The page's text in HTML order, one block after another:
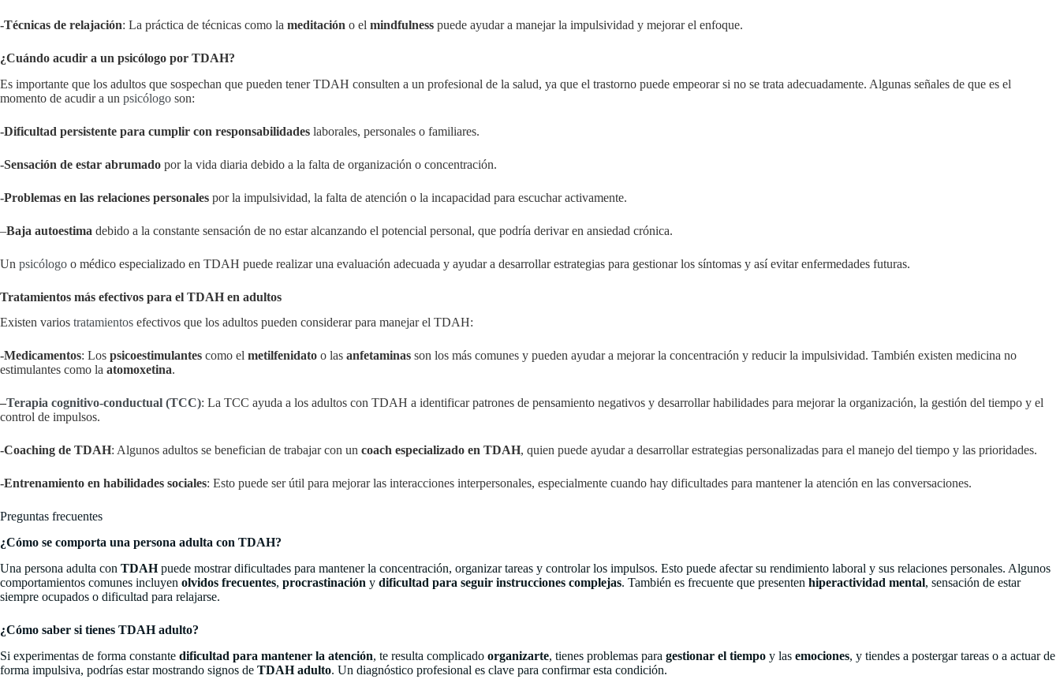
-Técnicas de relajación: La práctica de técnicas como la meditación o el mindfulness puede ayudar a manejar la impulsividad y mejorar el enfoque.
¿Cuándo acudir a un psicólogo por TDAH?
Es importante que los adultos que sospechan que pueden tener TDAH consulten a un profesional de la salud, ya que el trastorno puede empeorar si no se trata adecuadamente. Algunas señales de que es el
momento de acudir a un psicólogo son:
-Dificultad persistente para cumplir con responsabilidades laborales, personales o familiares.
-Sensación de estar abrumado por la vida diaria debido a la falta de organización o concentración.
-Problemas en las relaciones personales por la impulsividad, la falta de atención o la incapacidad para escuchar activamente.
–Baja autoestima debido a la constante sensación de no estar alcanzando el potencial personal, que podría derivar en ansiedad crónica.
Un psicólogo o médico especializado en TDAH puede realizar una evaluación adecuada y ayudar a desarrollar estrategias para gestionar los síntomas y así evitar enfermedades futuras.
Tratamientos más efectivos para el TDAH en adultos
Existen varios tratamientos efectivos que los adultos pueden considerar para manejar el TDAH:
-Medicamentos: Los psicoestimulantes como el metilfenidato o las anfetaminas son los más comunes y pueden ayudar a mejorar la concentración y reducir la impulsividad. También existen medicina no
estimulantes como la atomoxetina.
–Terapia cognitivo-conductual (TCC): La TCC ayuda a los adultos con TDAH a identificar patrones de pensamiento negativos y desarrollar habilidades para mejorar la organización, la gestión del tiempo y el
control de impulsos.
-Coaching de TDAH: Algunos adultos se benefician de trabajar con un coach especializado en TDAH, quien puede ayudar a desarrollar estrategias personalizadas para el manejo del tiempo y las prioridades.
-Entrenamiento en habilidades sociales: Esto puede ser útil para mejorar las interacciones interpersonales, especialmente cuando hay dificultades para mantener la atención en las conversaciones.
Preguntas frecuentes
¿Cómo se comporta una persona adulta con TDAH?
Una persona adulta con TDAHpuede mostrar dificultades para mantener la concentración, organizar tareas y controlar los impulsos. Esto puede afectar su rendimiento laboral y sus relaciones personales. Algunos
comportamientos comunes incluyen olvidos frecuentes, procrastinación y dificultad para seguir instrucciones complejas. También es frecuente que presenten hiperactividad mental, sensación de estar
siempre ocupados o dificultad para relajarse.
¿Cómo saber si tienes TDAH adulto?
Si experimentas de forma constante dificultad para mantener la atención, te resulta complicado organizarte, tienes problemas para gestionar el tiempo y las emociones, y tiendes a postergar tareas o a actuar de
forma impulsiva, podrías estar mostrando signos de TDAH adulto. Un diagnóstico profesional es clave para confirmar esta condición.